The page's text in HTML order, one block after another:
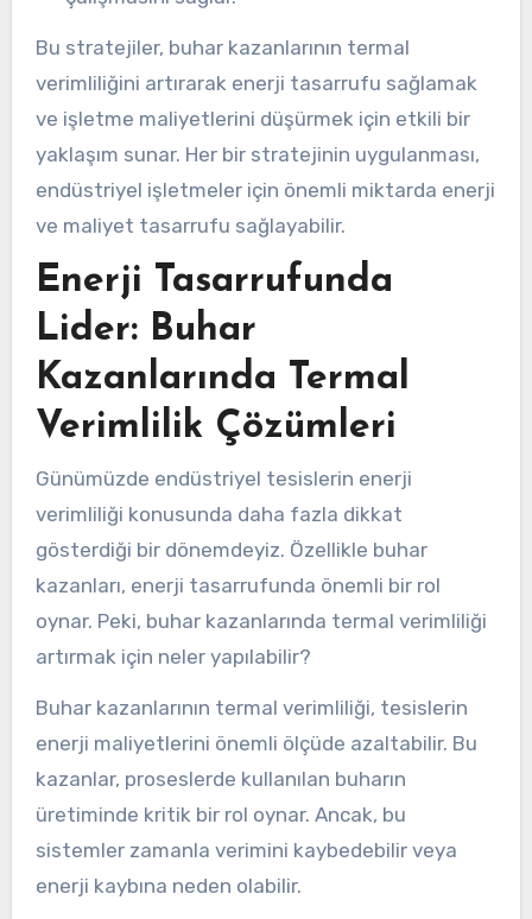
Bu stratejiler, buhar kazanlarının termal
verimliliğini artırarak enerji tasarrufu sağlamak
ve işletme maliyetlerini düşürmek için etkili bir
yaklaşım sunar. Her bir stratejinin uygulanması,
endüstriyel işletmeler için önemli miktarda enerji
ve maliyet tasarrufu sağlayabilir.
Enerji Tasarrufunda
Lider: Buhar
Kazanlarında Termal
Verimlilik Çözümleri
Günümüzde endüstriyel tesislerin enerji
verimliliği konusunda daha fazla dikkat
gösterdiği bir dönemdeyiz. Özellikle buhar
kazanları, enerji tasarrufunda önemli bir rol
oynar. Peki, buhar kazanlarında termal verimliliği
artırmak için neler yapılabilir?
Buhar kazanlarının termal verimliliği, tesislerin
enerji maliyetlerini önemli ölçüde azaltabilir. Bu
kazanlar, proseslerde kullanılan buharın
üretiminde kritik bir rol oynar. Ancak, bu
sistemler zamanla verimini kaybedebilir veya
enerji kaybına neden olabilir.